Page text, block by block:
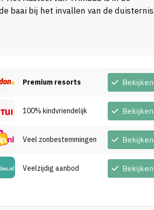
baai bij het invallen van de duisternis
Premium resorts Bekijken
100% kindvriendelijk Bekijken
Veel zonbestemmingen Bekijken
Veelzijdig aanbod Bekijken